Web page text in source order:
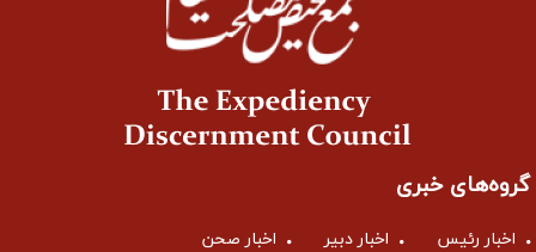
گروه‌های خبری
اخبار رئیس اخبار دبیر اخبار صحن